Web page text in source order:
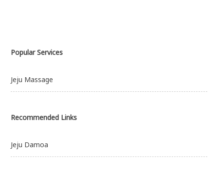
Popular Services
Jeju Massage
Recommended Links
Jeju Damoa